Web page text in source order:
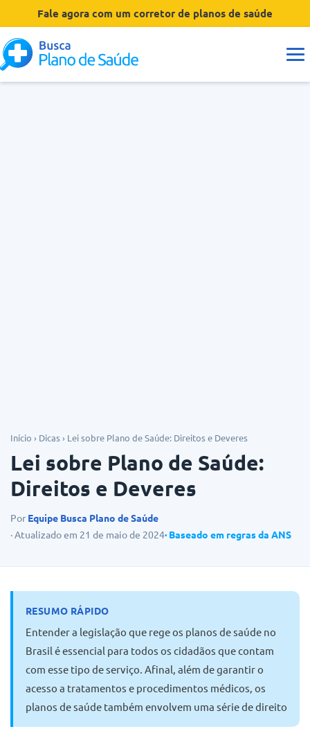
Fale agora com um corretor de planos de saúde
Início › Dicas› Lei sobre Plano de Saúde: Direitos e Deveres
Lei sobre Plano de Saúde:
Direitos e Deveres
Por Equipe Busca Plano de Saúde
· Atualizado em 21 de maio de 2024· Baseado em regras da ANS
RESUMO RÁPIDO
Entender a legislação que rege os planos de saúde no
Brasil é essencial para todos os cidadãos que contam
com esse tipo de serviço. Afinal, além de garantir o
acesso a tratamentos e procedimentos médicos, os
planos de saúde também envolvem uma série de direito